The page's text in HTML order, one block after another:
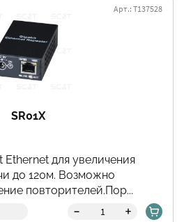
SR01X
Арт.: Т137528
для увеличения
до 120м. Возможно
повторителей.Пор...
- +